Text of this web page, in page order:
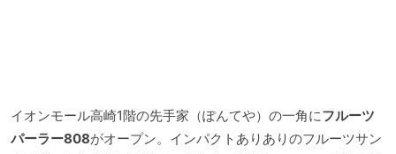
イオンモール高崎1階の先手家（ぽんてや）の一角にフルーツ
パーラー808がオープン。インパクトありありのフルーツサン